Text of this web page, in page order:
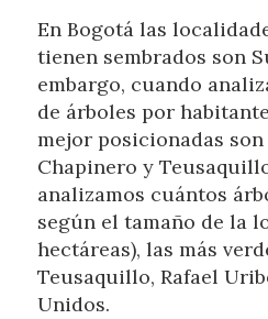
En Bogotá las
tienen sembrados son
embargo, cuando
de árboles por
mejor posicionadas son
Chapinero y
analizamos cuántos
según el tamaño de la
hectáreas), las más
Teusaquillo, Rafael
Unidos.